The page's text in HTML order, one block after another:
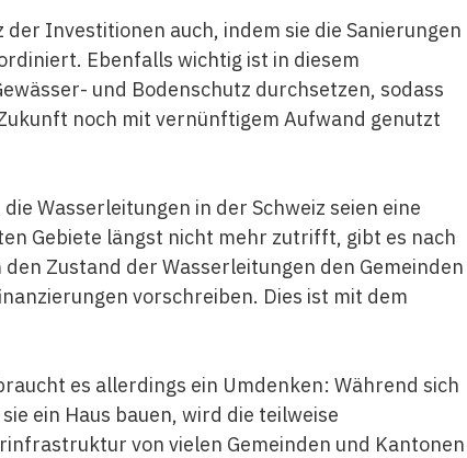
Investitionen auch, indem sie die Sanierungen
Ebenfalls wichtig ist in diesem
und Bodenschutz durchsetzen, sodass
noch mit vernünftigem Aufwand genutzt
Wasserleitungen in der Schweiz seien eine
Gebiete längst nicht mehr zutrifft, gibt es nach
Zustand der Wasserleitungen den Gemeinden
vorschreiben. Dies ist mit dem
es allerdings ein Umdenken: Während sich
ein Haus bauen, wird die teilweise
von vielen Gemeinden und Kantonen